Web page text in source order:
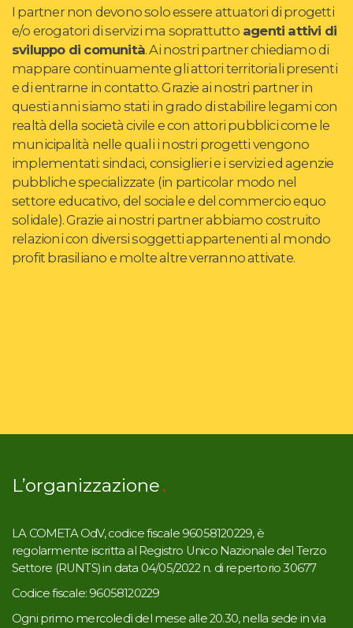
I partner non devono solo essere attuatori di progetti
e/o erogatori di servizi ma soprattuttoagenti attivi di
sviluppo di comunità. Ai nostri partner chiediamo di
mappare continuamente gli attori territoriali presenti
e di entrarne in contatto. Grazie ai nostri partner in
questi anni siamo stati in grado di stabilire legami con
realtà della società civile e con attori pubblici come le
municipalità nelle quali i nostri progetti vengono
implementati: sindaci, consiglieri e i servizi ed agenzie
pubbliche specializzate (in particolar modo nel
settore educativo, del sociale e del commercio equo
solidale). Grazie ai nostri partner abbiamo costruito
relazioni con diversi soggetti appartenenti al mondo
profit brasiliano e molte altre verranno attivate.
L’organizzazione
LA COMETA OdV, codice fiscale 96058120229, è
regolarmente iscritta al Registro Unico Nazionale del Terzo
Settore (RUNTS) in data 04/05/2022 n. di repertorio 30677
Codice fiscale: 96058120229
Ogni primo mercoledì del mese alle 20.30, nella sede in via